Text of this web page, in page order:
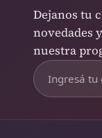
Dejanos tu
novedades
nuestra